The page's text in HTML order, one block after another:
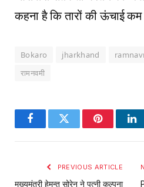
कहना है कि तारों की ऊंचाई
Bokaro jharkhand
रामनवमी
FacebookTwitter Pinterest
PREVIOUS ARTICLE
मुख्यमंत्री हेमन्त सोरेन ने पत्नी कल्पना